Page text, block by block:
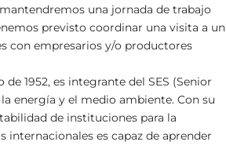
una jornada de trabajo
previsto coordinar una visita a un
con empresarios y/o productores
1952, es integrante del SES (Senior
energía y el medio ambiente. Con su
de instituciones para la
internacionales es capaz de aprender